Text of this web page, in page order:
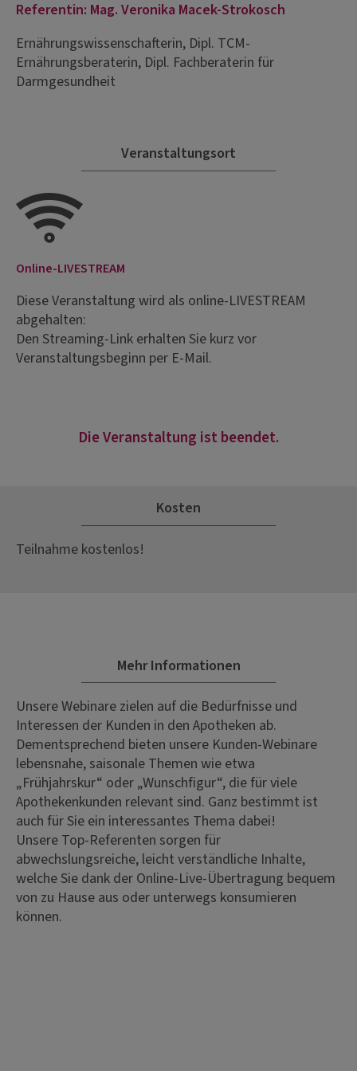
Referentin: Mag. Veronika Macek-Strokosch
Ernährungswissenschafterin, Dipl. TCM-
Ernährungsberaterin, Dipl. Fachberaterin für
Darmgesundheit
Veranstaltungsort
Online-LIVESTREAM
Diese Veranstaltung wird als online-LIVESTREAM
abgehalten:
Den Streaming-Link erhalten Sie kurz vor
Veranstaltungsbeginn per E-Mail.
Die Veranstaltung ist beendet.
Kosten
Teilnahme kostenlos!
Mehr Informationen
Unsere Webinare zielen auf die Bedürfnisse und
Interessen der Kunden in den Apotheken ab.
Dementsprechend bieten unsere Kunden-Webinare
lebensnahe, saisonale Themen wie etwa
„Frühjahrskur“ oder „Wunschfigur“, die für viele
Apothekenkunden relevant sind. Ganz bestimmt ist
auch für Sie ein interessantes Thema dabei!
Unsere Top-Referenten sorgen für
abwechslungsreiche, leicht verständliche Inhalte,
welche Sie dank der Online-Live-Übertragung bequem
von zu Hause aus oder unterwegs konsumieren
können.